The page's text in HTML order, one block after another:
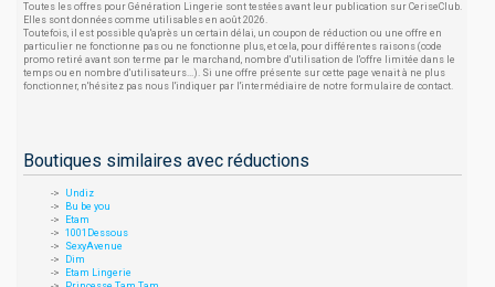
Toutes les offres pour Génération Lingerie sont testées avant leur publication sur CeriseClub.
Elles sont données comme utilisables en août 2026.
Toutefois, il est possible qu'après un certain délai, un coupon de réduction ou une offre en
particulier ne fonctionne pas ou ne fonctionne plus, et cela, pour différentes raisons (code
promo retiré avant son terme par le marchand, nombre d'utilisation de l'offre limitée dans le
temps ou en nombre d'utilisateurs...). Si une offre présente sur cette page venait à ne plus
fonctionner, n'hésitez pas nous l'indiquer par l'intermédiaire de notre formulaire de contact.
Boutiques similaires avec réductions
Undiz
Bu be you
Etam
1001Dessous
SexyAvenue
Dim
Etam Lingerie